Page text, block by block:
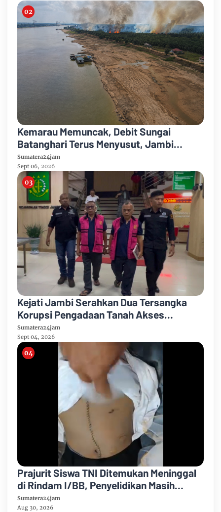
Kemarau Memuncak, Debit Sungai
Batanghari Terus Menyusut, Jambi
Hadapi Ancaman Krisis Air Bersih dan
Karhutla
Sumatera24jam
Sept 06, 2026
Kejati Jambi Serahkan Dua Tersangka
Korupsi Pengadaan Tanah Akses
Pelabuhan Ujung Jabung Ke Penuntut
Umum
Sumatera24jam
Sept 04, 2026
Prajurit Siswa TNI Ditemukan Meninggal
di Rindam I/BB, Penyelidikan Masih
Berlangsung
Sumatera24jam
Aug 30, 2026